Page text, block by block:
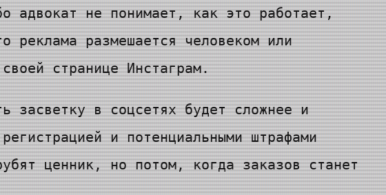
адвокат не понимает, как это работает,
размешается человеком или
странице Инстаграм.
засветку в соцсетях будет сложнее и
и потенциальными штрафами
ценник, но потом, когда заказов станет